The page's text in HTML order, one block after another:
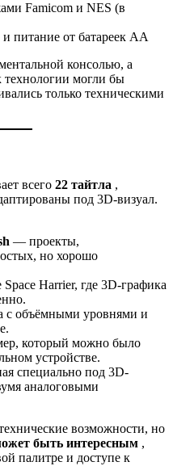
Famicom и NES (в
питание от батареек AA
консолью, а
могли бы
только техническими
всего 22 тайтла ,
под 3D-визуал.
— проекты,
но хорошо
Harrier, где 3D-графика
с объёмными уровнями и
который можно было
устройстве.
специально под 3D-
аналоговыми
возможности, но
быть интересным ,
палитре и доступе к